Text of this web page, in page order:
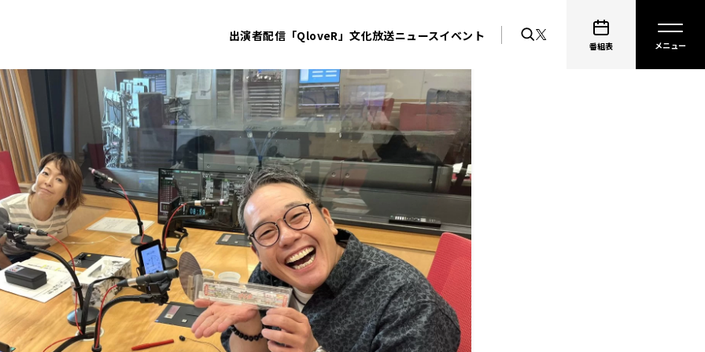
出演者配信「QloveR」文化放送ニュースイベント
番組表